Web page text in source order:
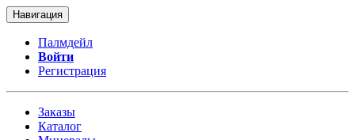
Навигация
Палмдейл
Войти
Регистрация
Заказы
Каталог